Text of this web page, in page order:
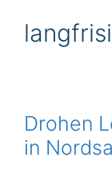
Drohen
in